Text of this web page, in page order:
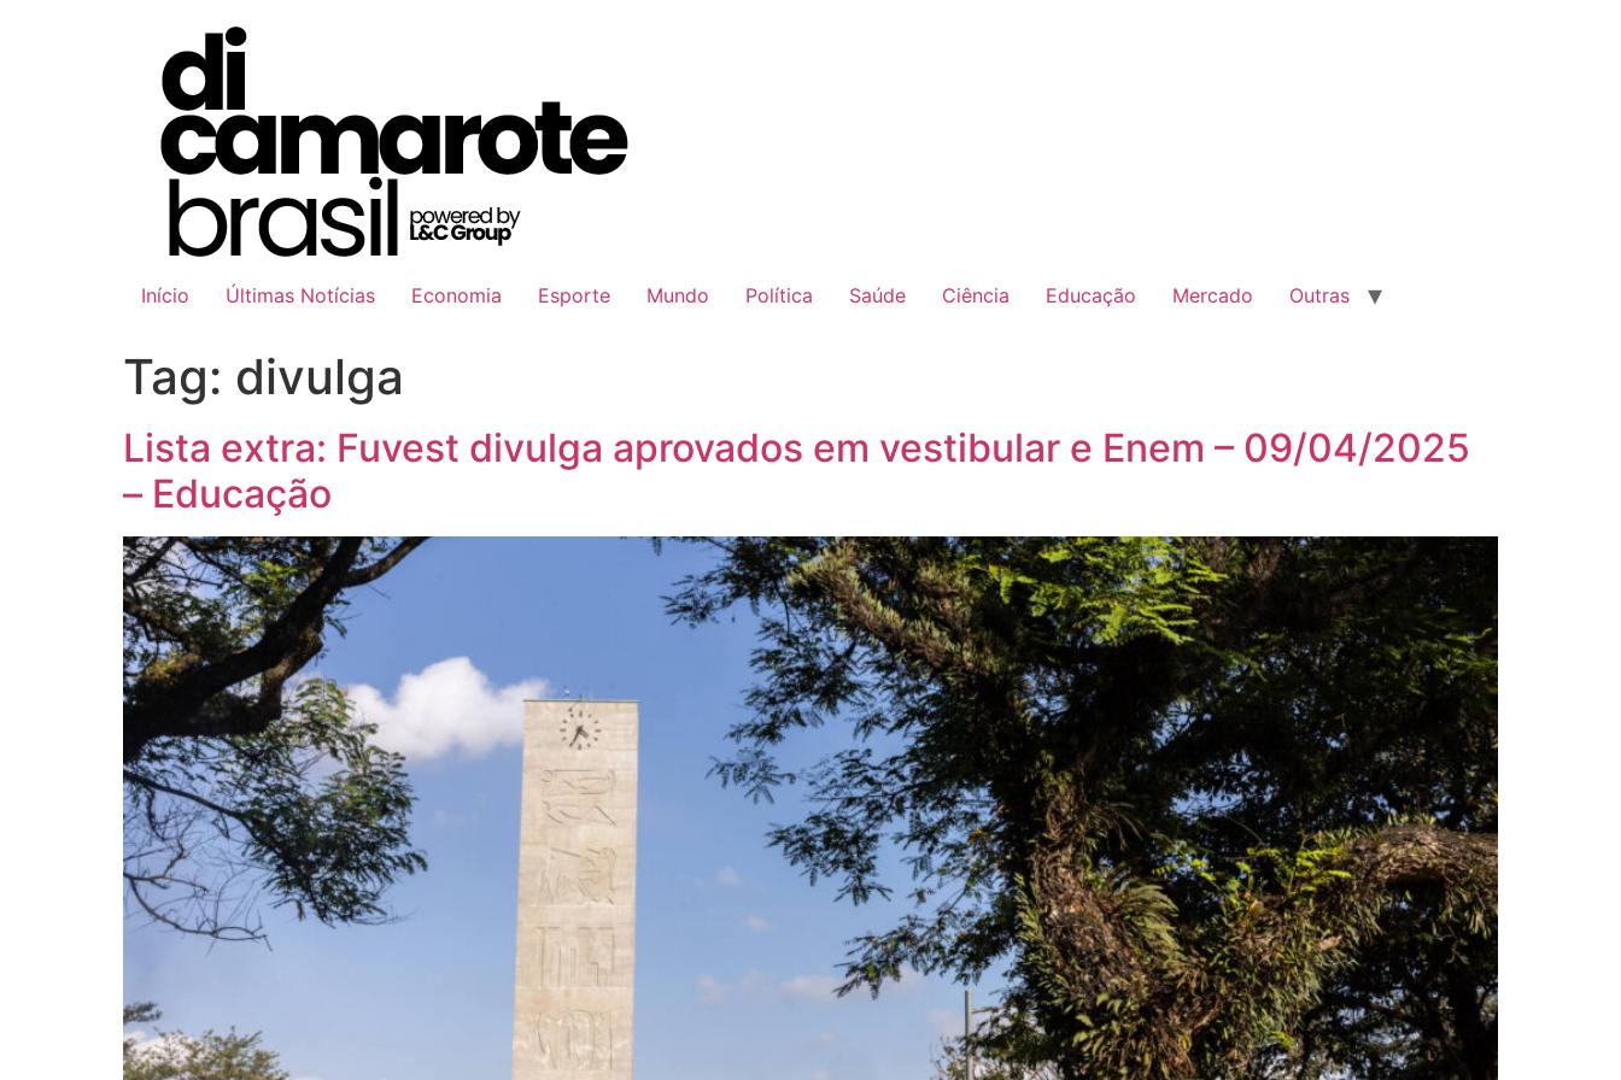
Início Últimas Notícias Economia Esporte Mundo Política Saúde Ciência Educação Mercado Outras
Tag: divulga
Lista extra: Fuvest divulga aprovados em vestibular e Enem – 09/04/2025
– Educação